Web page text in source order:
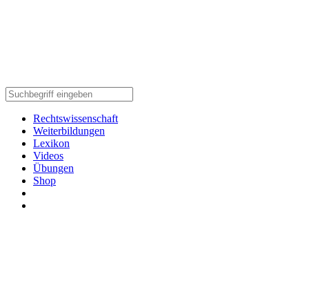
Rechtswissenschaft
Weiterbildungen
Lexikon
Videos
Übungen
Shop